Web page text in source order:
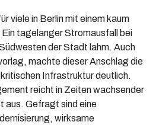
viele in Berlin mit einem kaum
tagelanger Stromausfall bei
der Stadt lahm. Auch
machte dieser Anschlag die
Infrastruktur deutlich.
reicht in Zeiten wachsender
aus. Gefragt sind eine
wirksame